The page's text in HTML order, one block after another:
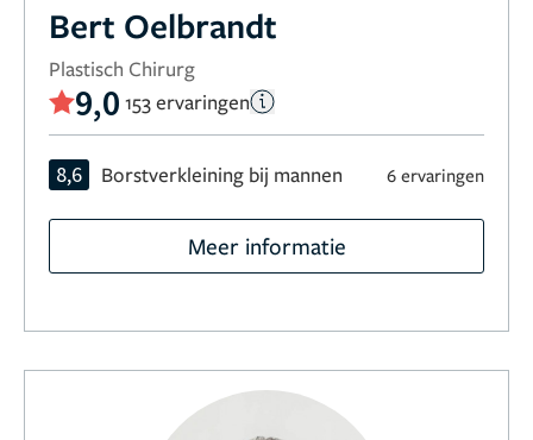
Bert Oelbrandt
Plastisch Chirurg
9,0 153 ervaringen
8,6 Borstverkleining bij mannen 6 ervaringen
Meer informatie